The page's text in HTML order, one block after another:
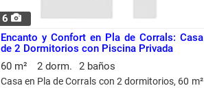
6
Encanto y Confort en Pla de Corrals: Casa
de 2 Dormitorios con Piscina Privada
60 m²
2 dorm. 2 baños
Casa en Pla de Corrals con 2 dormitorios, 60 m²